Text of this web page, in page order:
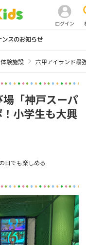
ログイン
スのお知らせ
体験施設 六甲アイランド最
「神戸スーパ
小学生も大興
日でも楽しめる